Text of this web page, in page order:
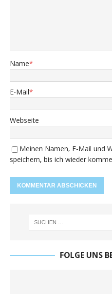
Name*
E-Mail*
Webseite
Meinen Namen, E-Mail und
speichern, bis ich wieder
FOLGE UNS